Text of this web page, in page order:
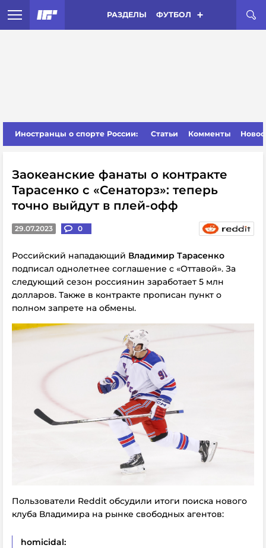
РАЗДЕЛЫ ФУТБОЛ
Иностранцы о спорте России: Статьи Комменты
Заокеанские фанаты о контракте
Тарасенко с «Сенаторз»: теперь
точно выйдут в плей-офф
29.07.2023 0
Российский нападающий Владимир Тарасенко
подписал однолетнее соглашение с «Оттавой». За
следующий сезон россиянин заработает 5 млн
долларов. Также в контракте прописан пункт о
полном запрете на обмены.
Пользователи Reddit обсудили итоги поиска нового
клуба Владимира на рынке свободных агентов:
homicidal: